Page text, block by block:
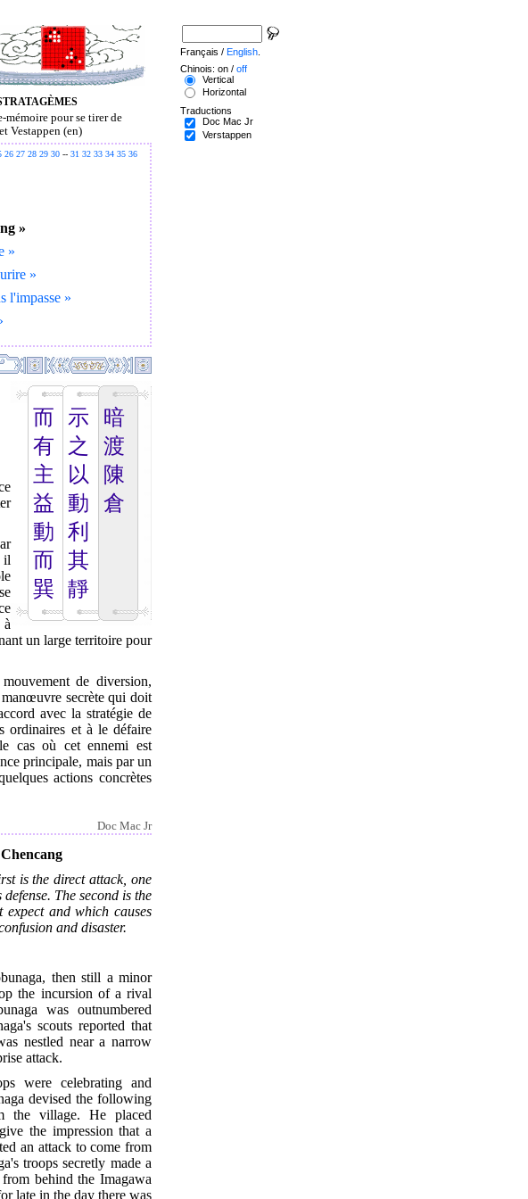
mémoire pour se tirer de
Vestappen (en)
26 27 28 29 30 -- 31 32 33 34 35 36
»
»
»
l'impasse »
而
有
主
益
動
而
巽
示
之
以
動
利
其
靜
暗
渡
陳
倉
il
à
un large territoire pour
de diversion,
secrète qui doit
avec la stratégie de
ordinaires et à le défaire
cas où cet ennemi est
principale, mais par un
actions concrètes
Doc Mac Jr
is the direct attack, one
The second is the
expect and which causes
and disaster.
then still a minor
the incursion of a rival
was outnumbered
scouts reported that
nestled near a narrow
attack.
were celebrating and
devised the following
the village. He placed
the impression that a
an attack to come from
troops secretly made a
behind the Imagawa
late in the day there was
Français / English
Chinois: on / off
Vertical
Horizontal
Traductions
Doc Mac Jr
Verstappen